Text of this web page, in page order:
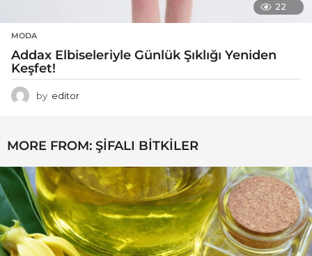
22
MODA
Addax Elbiseleriyle Günlük Şıklığı Yeniden
Keşfet!
by editor
MORE FROM: ŞIFALI BITKILER